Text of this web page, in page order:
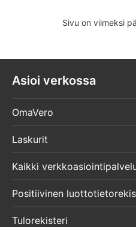
verotusasiakirjoista,
Sivu on viimeksi
Asioi verkossa
OmaVero
Laskurit
Kaikki
Positiivinen
Tulorekisteri